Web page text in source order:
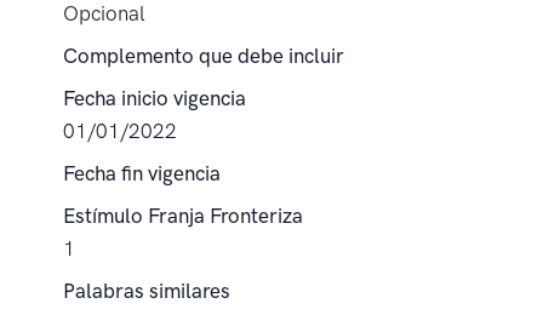
Opcional
Complemento que debe incluir
Fecha inicio vigencia
01/01/2022
Fecha fin vigencia
Estímulo Franja Fronteriza
1
Palabras similares